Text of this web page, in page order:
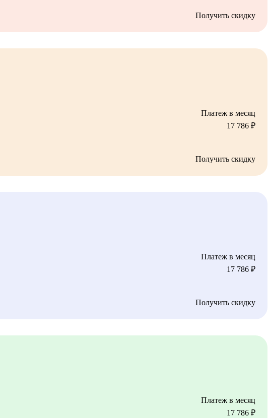
Получить скидку
Платеж в месяц
17 786 ₽
Получить скидку
Платеж в месяц
17 786 ₽
Получить скидку
Платеж в месяц
17 786 ₽